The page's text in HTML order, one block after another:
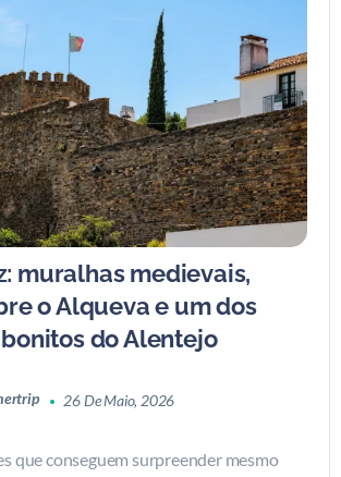
muralhas medievais,
o Alqueva e um dos
do Alentejo
26 De Maio, 2026
que conseguem surpreender mesmo